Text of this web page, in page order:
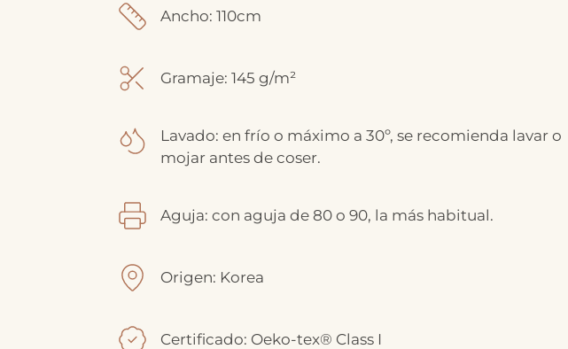
Ancho: 110cm
Gramaje: 145 g/m²
Lavado: en frío o máximo a 30º, se recomienda lavar o
mojar antes de coser.
Aguja: con aguja de 80 o 90, la más habitual.
Origen: Korea
Certificado: Oeko-tex® Class I